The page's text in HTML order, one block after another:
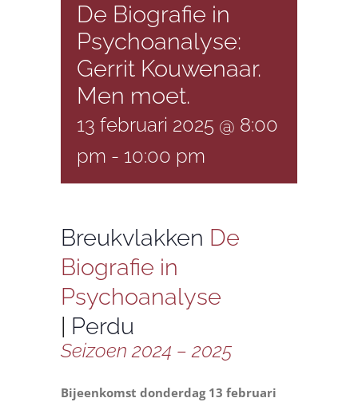
De Biografie in
Psychoanalyse:
Gerrit Kouwenaar.
Men moet.
13 februari 2025 @ 8:00
pm - 10:00 pm
Breukvlakken De
Biografie in
Psychoanalyse
Perdu
Seizoen 2024 – 2025
Bijeenkomst donderdag 13 februari